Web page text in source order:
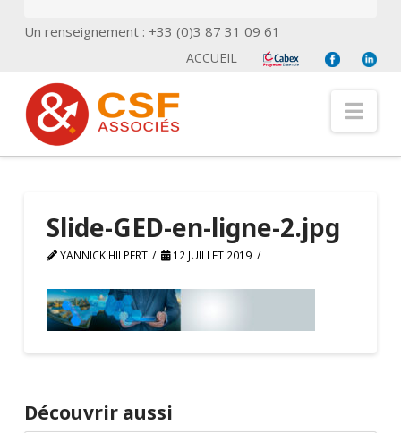
Un renseignement : +33 (0)3 87 31 09 61
ACCUEIL
Slide-GED-en-ligne-2.jpg
YANNICK HILPERT 12 JUILLET 2019
Découvrir aussi